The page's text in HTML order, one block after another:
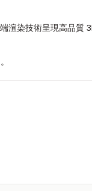
渲染技術呈現高品質